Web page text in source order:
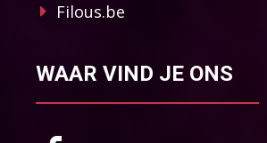
Filous.be
WAAR VIND JE ONS